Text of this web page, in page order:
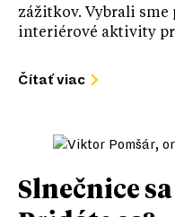
zážitkov. Vybrali
interiérové aktivity
Čítať viac
Slnečnice